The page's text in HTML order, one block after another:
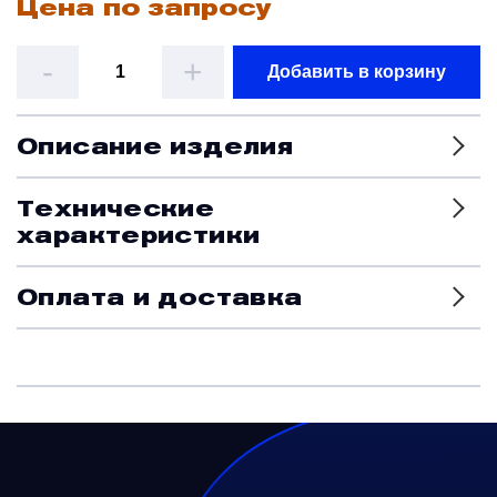
Цена по запросу
- + Добавить в корзину
Описание изделия
Технические
характеристики
Оплата и доставка
Краны и клапаны
Наземное вспомогательное оборудование